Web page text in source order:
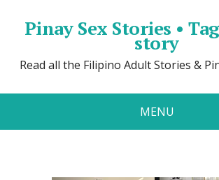
Pinay Sex Stories •
story
Read all the Filipino Adult Stories &
MENU